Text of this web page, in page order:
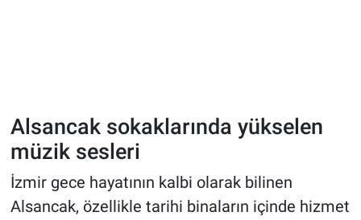
Alsancak sokaklarında yükselen
müzik sesleri
İzmir gece hayatının kalbi olarak bilinen
Alsancak, özellikle tarihi binaların içinde hizmet